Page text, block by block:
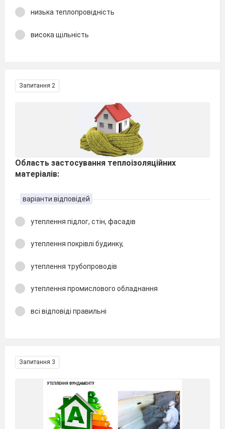
низька теплопровідність
висока щільність
Запитання 2
Область застосування теплоізоляційних
матеріалів:
варіанти відповідей
утеплення підлог, стін, фасадів
утеплення покрівлі будинку,
утеплення трубопроводів
утеплення промислового обладнання
всі відповіді правильні
Запитання 3